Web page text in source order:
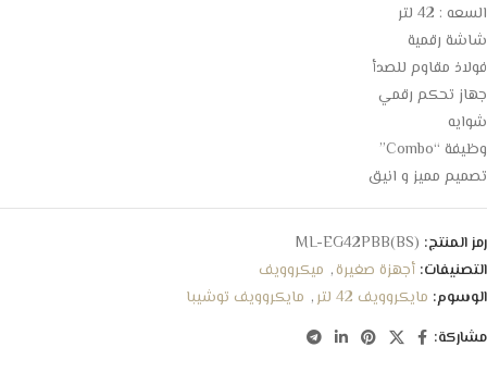
السعه : 42 لتر
شاشة رقمية
فولاذ مقاوم للصدأ
جهاز تحكم رقمي
شوايه
وظيفة “Combo”
تصميم مميز و انيق
رمز المنتج: ML-EG42PBB(BS)
التصنيفات: أجهزة صغيرة, ميكروويف
الوسوم: مايكروويف 42 لتر , مايكروويف توشيبا
مشاركة: